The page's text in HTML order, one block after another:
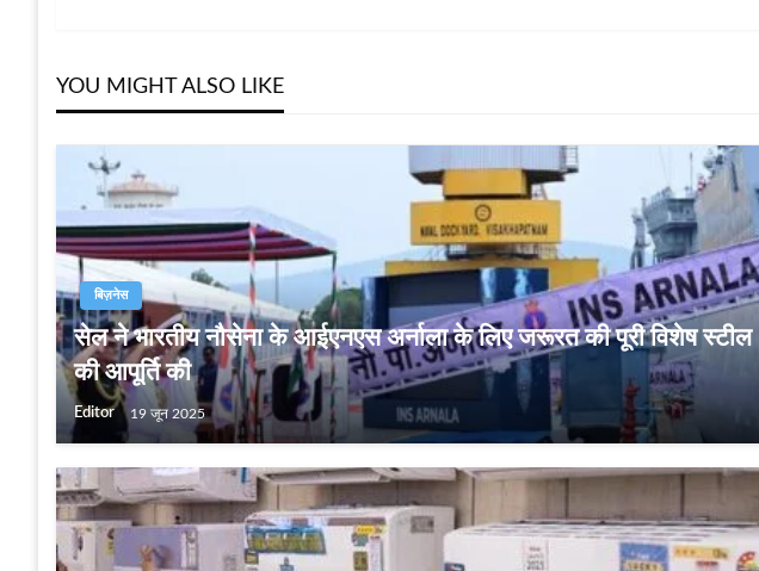
YOU MIGHT ALSO LIKE
बिज़नेस
सेल ने भारतीय नौसेना के आईएनएस अर्नाला के लिए जरूरत की पूरी विशेष स्टील
की आपूर्ति की
Editor 19 जून 2025